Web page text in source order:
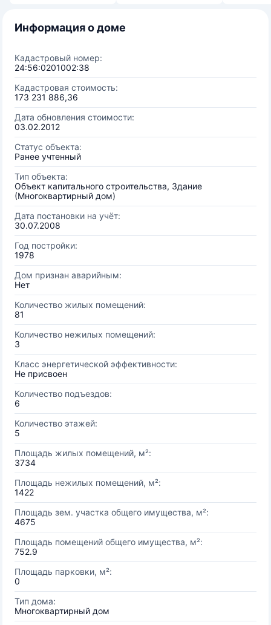
Информация о доме
Кадастровый номер:
24:56:0201002:38
Кадастровая стоимость:
173 231 886,36
Дата обновления стоимости:
03.02.2012
Статус объекта:
Ранее учтенный
Тип объекта:
Объект капитального строительства, Здание
(Многоквартирный дом)
Дата постановки на учёт:
30.07.2008
Год постройки:
1978
Дом признан аварийным:
Нет
Количество жилых помещений:
81
Количество нежилых помещений:
3
Класс энергетической эффективности:
Не присвоен
Количество подъездов:
6
Количество этажей:
5
Площадь жилых помещений, м²:
3734
Площадь нежилых помещений, м²:
1422
Площадь зем. участка общего имущества, м²:
4675
Площадь помещений общего имущества, м²:
752.9
Площадь парковки, м²:
0
Тип дома:
Многоквартирный дом